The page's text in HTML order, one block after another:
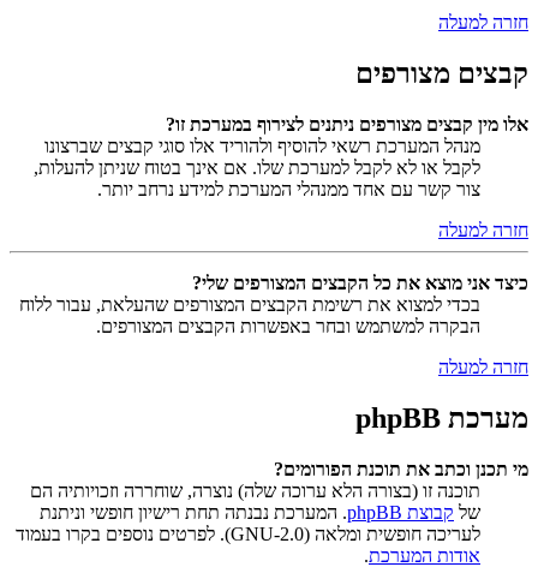
חזרה למעלה
קבצים מצורפים
אלו מין קבצים מצורפים ניתנים לצירוף במערכת זו?
מנהל המערכת רשאי להוסיף ולהוריד אלו סוגי קבצים שברצונו
לקבל או לא לקבל למערכת שלו. אם אינך בטוח שניתן להעלות,
צור קשר עם אחד ממנהלי המערכת למידע נרחב יותר.
חזרה למעלה
כיצד אני מוצא את כל הקבצים המצורפים שלי?
בכדי למצוא את רשימת הקבצים המצורפים שהעלאת, עבור ללוח
הבקרה למשתמש ובחר באפשרות הקבצים המצורפים.
חזרה למעלה
מערכת phpBB
מי תכנן וכתב את תוכנת הפורומים?
תוכנה זו (בצורה הלא ערוכה שלה) נוצרה, שוחררה וזכויותיה הם
של קבוצת phpBB
. המערכת נבנתה תחת רישיון חופשי וניתנת
לעריכה חופשית ומלאה (GNU-2.0). לפרטים נוספים בקרו בעמוד
אודות המערכת.